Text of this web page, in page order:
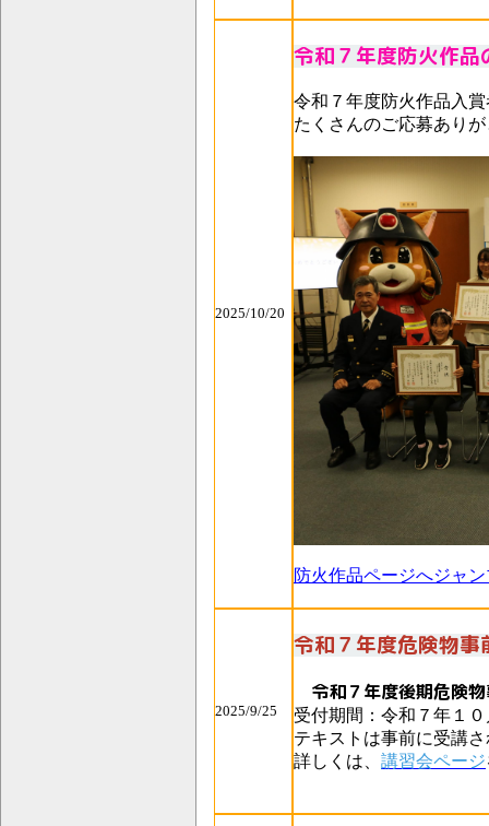
2025/10/20
令和７年度防火作品
令和７年度防火作品入
たくさんのご応募あり
防火作品ページへジャ
2025/9/25
令和７年度危険物事
令和７年度後期危険
受付期間：令和７年１
テキストは事前に受講
詳しくは、 講習会ページ